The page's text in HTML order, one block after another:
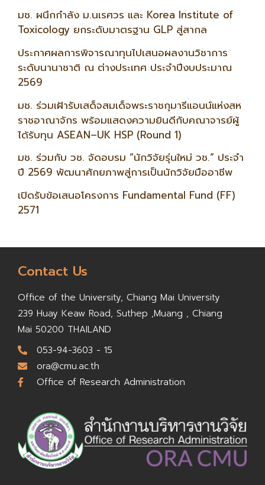
มช. ผนึกกำลัง ม.นเรศวร และ Korea Institute of
Toxicology ยกระดับมาตรฐาน GLP สู่สากล
ประกาศผลการพิจารณาทุนไปเสนอผลงานวิชาการ
ระดับนานาชาติ ณ ต่างประเทศ ประจำปีงบประมาณ
2569
มช. ร่วมเฝ้ารับเสด็จสมเด็จพระราชกุมารีแอนน์แห่งสห
ราชอาณาจักร พร้อมแสดงความยินดีกับคณาจารย์ผู้
ได้รับทุน ASEAN–UK HSP (Round 1)
มช. ร่วมกับ วช. จัดอบรม “นักวิจัยรุ่นใหม่ วช.” ประจำ
ปี 2569 พัฒนาศักยภาพสู่การเป็นนักวิจัยมืออาชีพ
เปิดรับข้อเสนอโครงการ Fundamental Fund (FF)
2571
Contact Us
Office of the University, Chiang Mai University
239 Huay Keaw Road, Suthep ,Muang , Chiang
Mai 50200 THAILAND
053-94-3603 - 15
ora@cmu.ac.th
Office of Research Administration